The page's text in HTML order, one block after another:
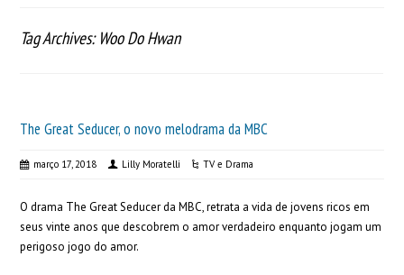
Tag Archives: Woo Do Hwan
The Great Seducer, o novo melodrama da MBC
março 17, 2018 Lilly Moratelli TV e Drama
O drama The Great Seducer da MBC, retrata a vida de jovens ricos em
seus vinte anos que descobrem o amor verdadeiro enquanto jogam um
perigoso jogo do amor.